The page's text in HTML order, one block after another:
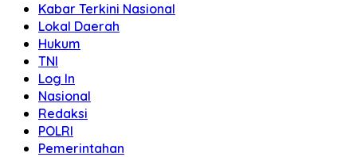
Kabar Terkini Nasional
Lokal Daerah
Hukum
TNI
Log In
Nasional
Redaksi
POLRI
Pemerintahan